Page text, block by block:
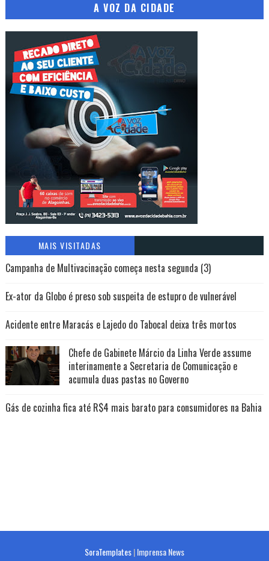
A VOZ DA CIDADE
MAIS VISITADAS
Campanha de Multivacinação começa nesta segunda (3)
Ex-ator da Globo é preso sob suspeita de estupro de vulnerável
Acidente entre Maracás e Lajedo do Tabocal deixa três mortos
Chefe de Gabinete Márcio da Linha Verde assume
interinamente a Secretaria de Comunicação e
acumula duas pastas no Governo
Gás de cozinha fica até R$4 mais barato para consumidores na Bahia
SoraTemplates|Imprensa News